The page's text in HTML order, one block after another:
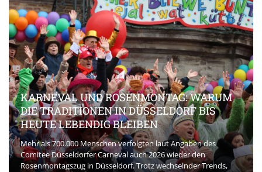
KARNEVAL UND ROSENMONTAG: WARUM
DIE TRADITIONEN IN DÜSSELDORF BIS
HEUTE LEBENDIG BLEIBEN
Mehr als 700.000 Menschen verfolgten laut Angaben des
Comitee Düsseldorfer Carneval auch 2026 wieder den
Rosenmontagszug in Düsseldorf. Trotz wechselnder Trends,